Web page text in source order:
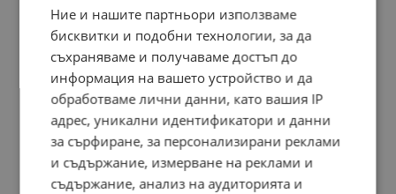
Ние и нашите партньори използваме
бисквитки и подобни технологии, за да
съхраняваме и получаваме достъп до
информация на вашето устройство и да
обработваме лични данни, като вашия IP
адрес, уникални идентификатори и данни
за сърфиране, за персонализирани реклами
и съдържание, измерване на реклами и
съдържание, анализ на аудиторията и